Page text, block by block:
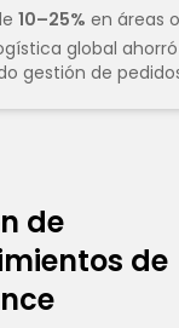
10–25% en áreas
global ahorró
gestión de
de
de